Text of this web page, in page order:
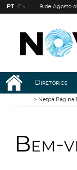
PT EN 9 de Agosto
Diretórios
Netpa Pagina
Bem-